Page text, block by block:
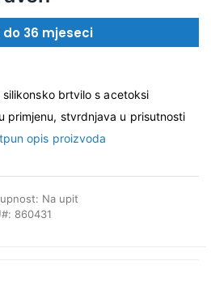
36 mjeseci
brtvilo s acetoksi
primjenu, stvrdnjava u prisutnosti
opis proizvoda
Na upit
860431